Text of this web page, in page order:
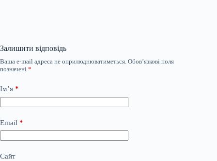
Залишити відповідь
Ваша e-mail адреса не оприлюднюватиметься. Обов’язкові поля
позначені *
Ім’я *
Email *
Сайт